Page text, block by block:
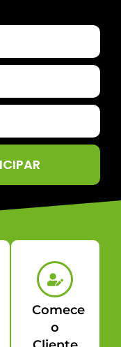
Comece
o